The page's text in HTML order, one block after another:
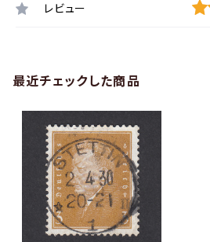
レビュー
最近チェックした商品